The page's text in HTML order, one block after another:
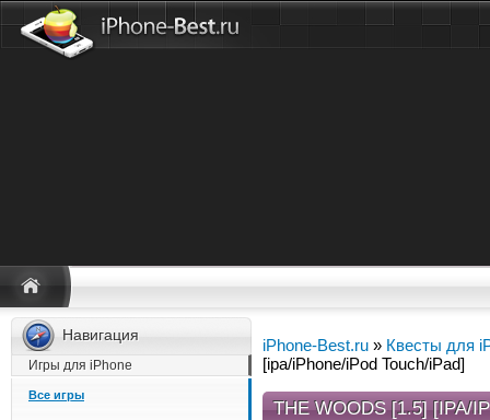
Навигация
Игры для iPhone
Все игры
iPhone-Best.ru » Квесты для
[ipa/iPhone/iPod Touch/iPad]
THE WOODS [1.5] [IPA/